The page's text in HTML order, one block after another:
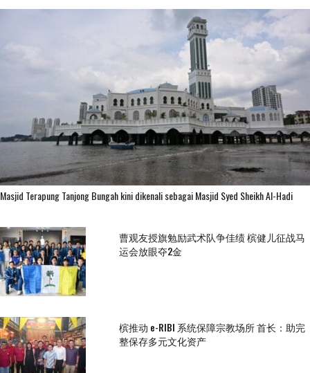
Masjid Terapung Tanjong Bungah kini dikenali sebagai Masjid Syed Sheikh Al-Hadi
曹观友授旗勉励武术队争佳绩 槟健儿征战马
运会放眼夺2金
槟推动 e-RIBI 系统保障宗教场所 首长：助完
整保存多元文化资产